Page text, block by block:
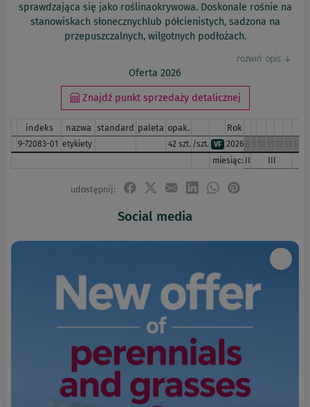
sprawdzająca się jako roślinaokrywowa. Doskonale rośnie na
stanowiskach słonecznychlub półcienistych, sadzona na
przepuszczalnych, wilgotnych podłożach.
Oferta 2026
Znajdź punkt sprzedaży detalicznej
indeks nazwa standard paleta opak. Rok
9-72083-01 etykiety 42 szt. /szt. VF 2026
miesiąc: II III
udostępnij:
Social media